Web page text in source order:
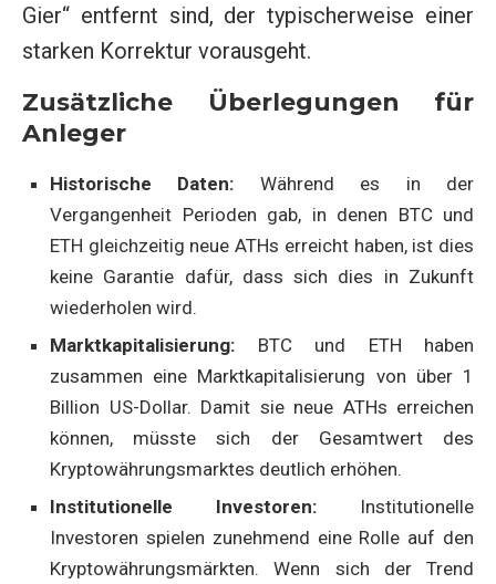
Gier“ entfernt sind, der typischerweise einer
starken Korrektur vorausgeht.
Zusätzliche Überlegungen für
Anleger
Historische Daten: Während es in der
Vergangenheit Perioden gab, in denen BTC und
ETH gleichzeitig neue ATHs erreicht haben, ist dies
keine Garantie dafür, dass sich dies in Zukunft
wiederholen wird.
Marktkapitalisierung: BTC und ETH haben
zusammen eine Marktkapitalisierung von über 1
Billion US-Dollar. Damit sie neue ATHs erreichen
können, müsste sich der Gesamtwert des
Kryptowährungsmarktes deutlich erhöhen.
Institutionelle Investoren: Institutionelle
Investoren spielen zunehmend eine Rolle auf den
Kryptowährungsmärkten. Wenn sich der Trend